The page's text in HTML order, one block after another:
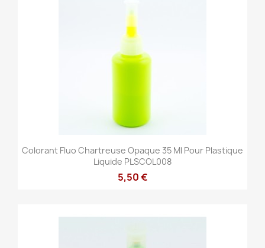
Colorant Fluo Chartreuse Opaque 35 Ml Pour Plastique
Liquide PLSCOL008
5,50 €